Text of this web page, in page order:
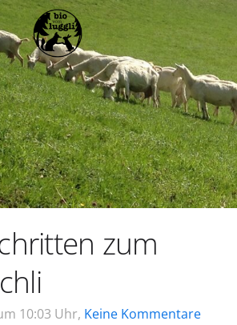
zum
10:03 Uhr, Keine Kommentare